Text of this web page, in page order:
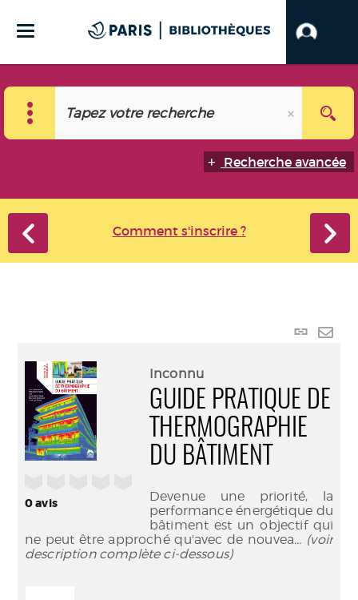
Recherche avancée
Comment s'inscrire ?
Lien
mail
0avis
Inconnu
GUIDE PRATIQUE DE
THERMOGRAPHIE
DU BÂTIMENT
Devenue une priorité, la
performance énergétique du
bâtiment est un objectif qui
ne peut être approché qu'avec de nouvea... (voir
description complète ci-dessous)